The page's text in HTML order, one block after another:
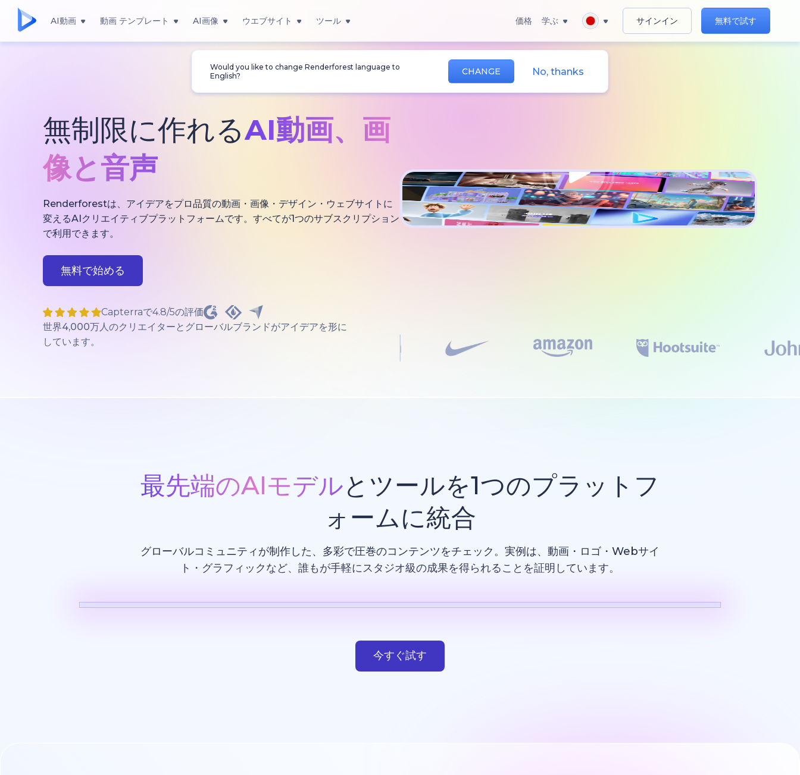
AI動画 動画 テンプレート AI画像 ウエブサイト ツール 価格 学ぶ サインイン 無料で試す
Would you like to change Renderforest language to
English?
CHANGE No, thanks
無制限に作れるAI動画、 画
像と音声
Renderforestは、アイデアをプロ品質の動画・画像・デザイン・ウェブサイトに
変えるAIクリエイティブプラットフォームです。すべてが1つのサブスクリプション
で利用できます。
無料で始める
Capterraで4.8/5の評価
世界4,000万人のクリエイターとグローバルブランドがアイデアを形に
しています。
最先端のAIモデルとツールを1つのプラットフ
ォームに統合
グローバルコミュニティが制作した、多彩で圧巻のコンテンツをチェック。実例は、動画・ロゴ・Webサイ
ト・グラフィックなど、誰もが手軽にスタジオ級の成果を得られることを証明しています。
今すぐ試す